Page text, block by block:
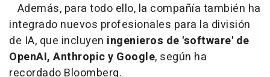
Además, para todo ello, la compañía también ha
integrado nuevos profesionales para la división
de IA, que incluyen ingenieros de 'software' de
OpenAI, Anthropic y Google, según ha
recordado Bloomberg.